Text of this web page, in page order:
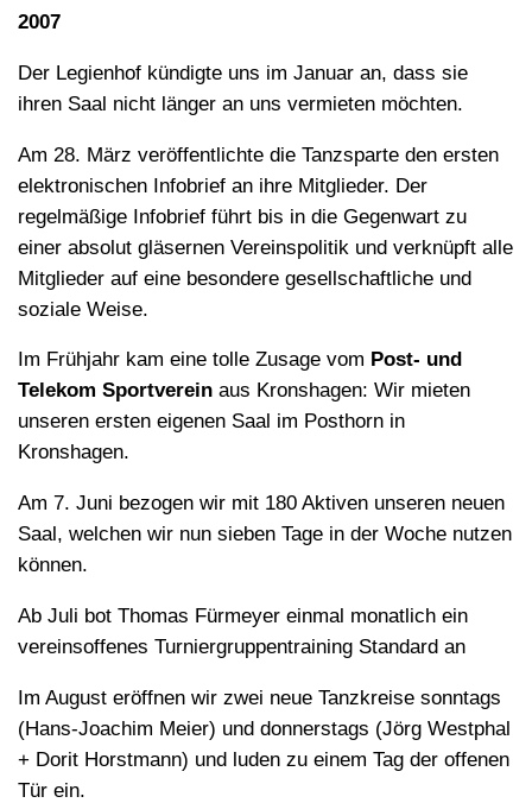
2007
Der Legienhof kündigte uns im Januar an, dass sie
ihren Saal nicht länger an uns vermieten möchten.
Am 28. März veröffentlichte die Tanzsparte den ersten
elektronischen Infobrief an ihre Mitglieder. Der
regelmäßige Infobrief führt bis in die Gegenwart zu
einer absolut gläsernen Vereinspolitik und verknüpft alle
Mitglieder auf eine besondere gesellschaftliche und
soziale Weise.
Im Frühjahr kam eine tolle Zusage vom Post- und
Telekom Sportverein aus Kronshagen: Wir mieten
unseren ersten eigenen Saal im Posthorn in
Kronshagen.
Am 7. Juni bezogen wir mit 180 Aktiven unseren neuen
Saal, welchen wir nun sieben Tage in der Woche nutzen
können.
Ab Juli bot Thomas Fürmeyer einmal monatlich ein
vereinsoffenes Turniergruppentraining Standard an
Im August eröffnen wir zwei neue Tanzkreise sonntags
(Hans-Joachim Meier) und donnerstags (Jörg Westphal
+ Dorit Horstmann) und luden zu einem Tag der offenen
Tür ein.